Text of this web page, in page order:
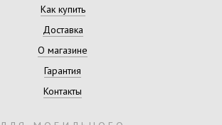
Как купить
Доставка
О магазине
Гарантия
Контакты